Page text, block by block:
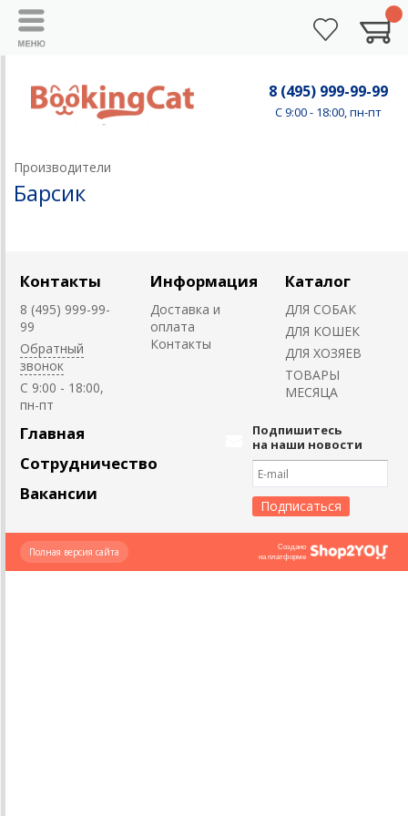
8 (495) 999-99-99
C 9:00 - 18:00, пн-пт
Производители
Барсик
Контакты
8 (495) 999-99-
99
Обратный
звонок
C 9:00 - 18:00,
пн-пт
Информация
Доставка и
оплата
Контакты
Каталог
ДЛЯ СОБАК
ДЛЯ КОШЕК
ДЛЯ ХОЗЯЕВ
ТОВАРЫ
МЕСЯЦА
Главная
Сотрудничество
Вакансии
Подпишитесь
на наши новости
Создано
на платформе
Полная версия сайта